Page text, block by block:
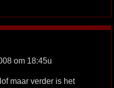
om 18:45u
maar verder is het